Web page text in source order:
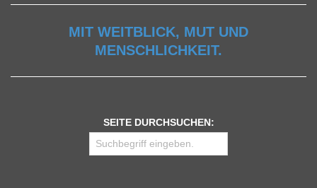
MIT WEITBLICK, MUT UND
MENSCHLICHKEIT.
SEITE DURCHSUCHEN: